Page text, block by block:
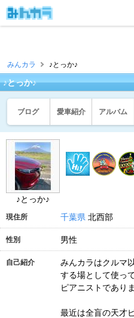
みんカラ ♪とっか♪
♪とっか♪
ブログ 愛車紹介 アルバム
♪とっか♪
現住所 千葉県 北西部
性別 男性
自己紹介
みんカラはクルマ
する場として使っ
ピアニストであり
最近は全盲の天才